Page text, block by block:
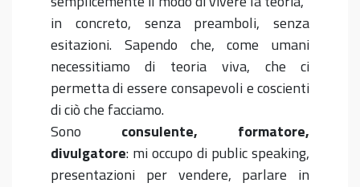
in concreto, senza preamboli, senza
esitazioni. Sapendo che, come umani
necessitiamo di teoria viva, che ci
permetta di essere consapevoli e coscienti
di ciò che facciamo.
Sono consulente, formatore,
divulgatore: mi occupo di public speaking,
presentazioni per vendere, parlare in